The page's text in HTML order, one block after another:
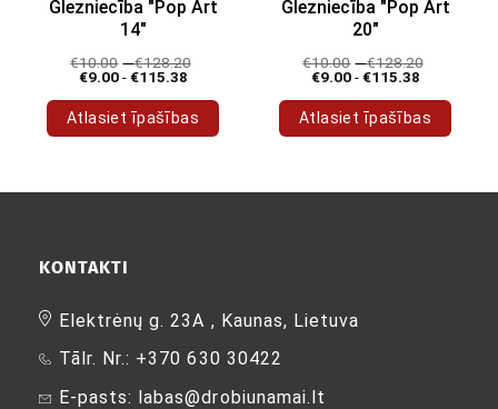
Glezniecība "Pop Art
14"
€10.00 -€128.20
€9.00-€115.38
Atlasiet īpašības
ir
izvēlēties
produkta
lapā
Glezniecība "Pop Art
20"
€10.00 -€128.20
€9.00-€115.38
Atlasiet īpašības
ir
KONTAKTI
Elektrėnų g. 23A , Kaunas, Lietuva
Tālr. Nr.: +370 630 30422
E-pasts: labas@drobiunamai.lt